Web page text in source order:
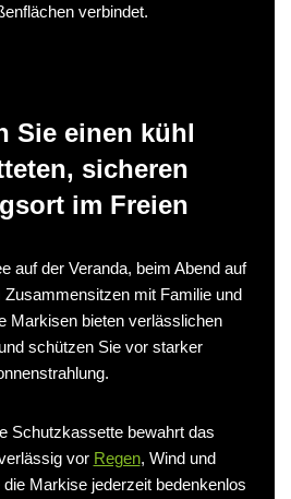
verbindet.
Sie einen kühl
sicheren
im Freien
auf der Veranda, beim Abend auf
Zusammensitzen mit Familie und
Markisen bieten verlässlichen
schützen Sie vor starker
Schutzkassette bewahrt das
vor Regen, Wind und
Markise jederzeit bedenkenlos